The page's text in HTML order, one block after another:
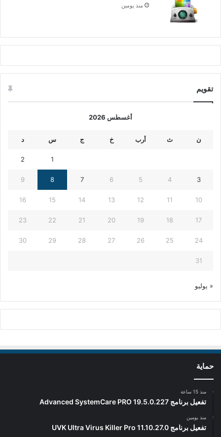
منذ يومين
تقويم
أغسطس 2026
ن ث أرب خ ج س د
1
2
3
4
5
6
7
8
9
10
11
12
13
14
15
16
17
18
19
20
21
22
23
24
25
26
27
28
29
30
31
« يوليو
حماية
منذ 15 ساعة
تفعيل برنامج Advanced SystemCare PRO 19.5.0.227
منذ يومين
تفعيل برنامج UVK Ultra Virus Killer Pro 11.10.27.0